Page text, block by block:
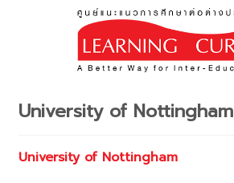
University of Nottingham
University of Nottingham